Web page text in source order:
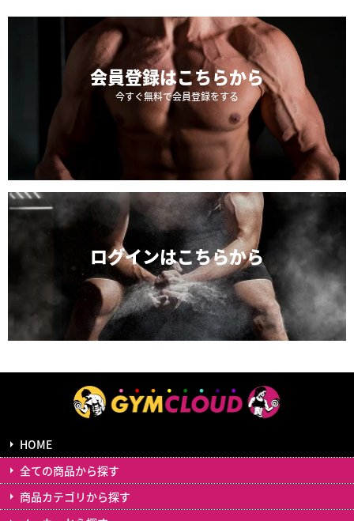
会員登録はこちらから
今すぐ無料で会員登録をする
ログインはこちらから
HOME
全ての商品から探す
商品カテゴリから探す